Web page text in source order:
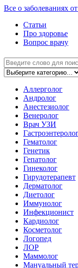
Все о заболеваниях
Статьи
Про здоровье
Вопрос врачу
Аллерголог
Андролог
Анестезиолог
Венеролог
Врач УЗИ
Гематолог
Генетик
Гепатолог
Гинеколог
Гирудотерапевт
Дерматолог
Диетолог
Иммунолог
Инфекционист
Кардиолог
Косметолог
Логопед
ЛОР
Маммолог
Мануальный